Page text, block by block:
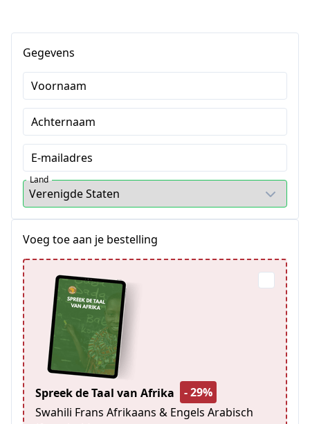
Gegevens
Voornaam
Achternaam
E-mailadres
Land
Voeg toe aan je bestelling
Spreek de Taal van Afrika
- 29%
Swahili Frans Afrikaans & Engels Arabisch